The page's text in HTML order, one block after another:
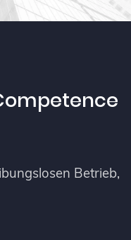
Betrieb,